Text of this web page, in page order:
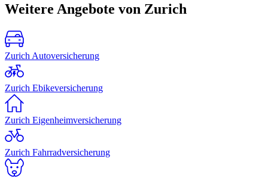
Weitere Angebote von Zurich
Zurich Autoversicherung
Zurich Ebikeversicherung
Zurich Eigenheimversicherung
Zurich Fahrradversicherung